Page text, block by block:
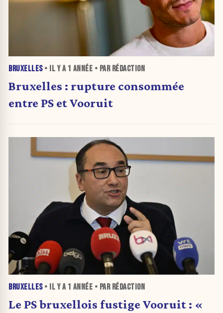
BRUXELLES• IL Y A 1 ANNÉE • PAR RÉDACTION
Bruxelles : rupture consommée
entre PS et Vooruit
BRUXELLES• IL Y A 1 ANNÉE • PAR RÉDACTION
Le PS bruxellois fustige Vooruit : «